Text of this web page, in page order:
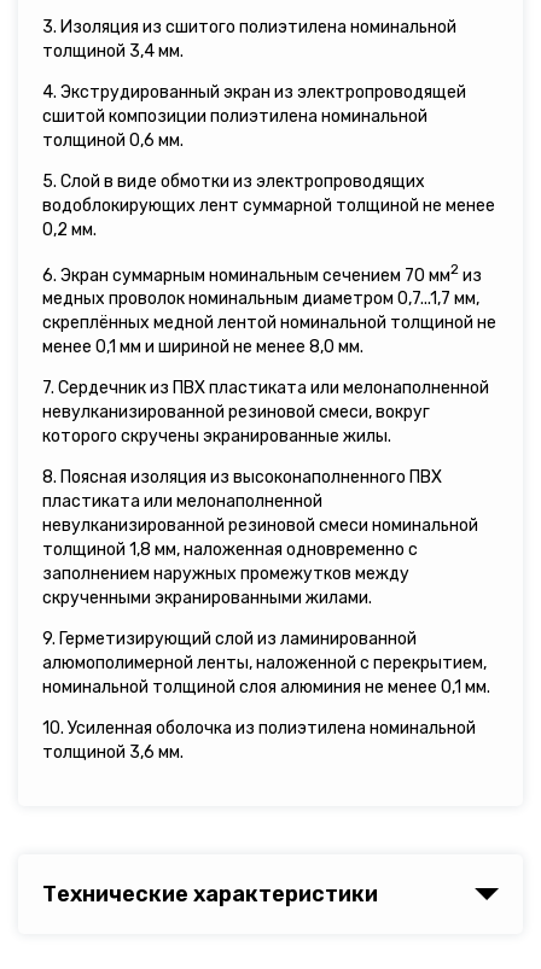
3. Изоляция из сшитого полиэтилена номинальной
толщиной 3,4 мм.
4. Экструдированный экран из электропроводящей
сшитой композиции полиэтилена номинальной
толщиной 0,6 мм.
5. Слой в виде обмотки из электропроводящих
водоблокирующих лент суммарной толщиной не менее
0,2 мм.
6. Экран суммарным номинальным сечением 70 мм2 из
медных проволок номинальным диаметром 0,7...1,7 мм,
скреплённых медной лентой номинальной толщиной не
менее 0,1 мм и шириной не менее 8,0 мм.
7. Сердечник из ПВХ пластиката или мелонаполненной
невулканизированной резиновой смеси, вокруг
которого скручены экранированные жилы.
8. Поясная изоляция из высоконаполненного ПВХ
пластиката или мелонаполненной
невулканизированной резиновой смеси номинальной
толщиной 1,8 мм, наложенная одновременно с
заполнением наружных промежутков между
скрученными экранированными жилами.
9. Герметизирующий слой из ламинированной
алюмополимерной ленты, наложенной с перекрытием,
номинальной толщиной слоя алюминия не менее 0,1 мм.
10. Усиленная оболочка из полиэтилена номинальной
толщиной 3,6 мм.
Технические характеристики